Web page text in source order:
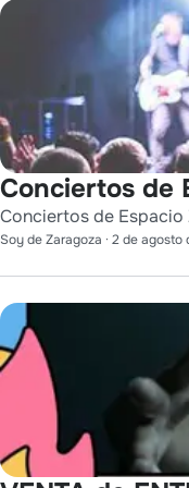
Conciertos de
Conciertos de
Soy de Zaragoza · 2 de agosto